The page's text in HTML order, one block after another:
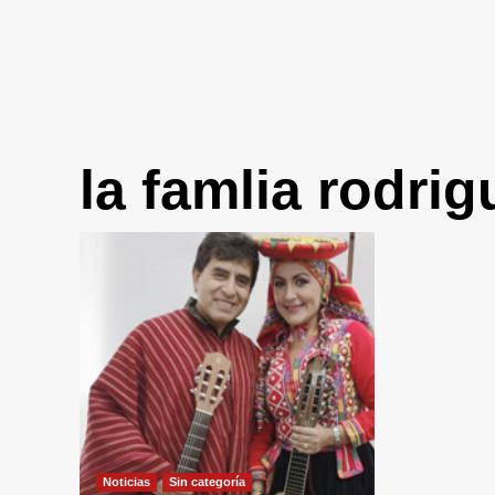
la famlia
Noticias Sin categorí­a